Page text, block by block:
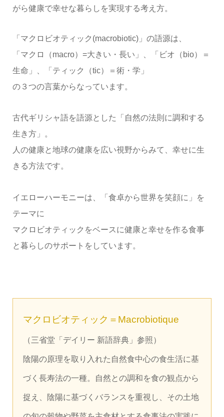
がら健康で幸せな暮らしを実現する考え方。
「マクロビオティック(macrobiotic)」の語源は、
「マクロ（macro）=大きい・長い」、「ビオ（bio）＝
生命」、「ティック（tic）＝術・学」
の３つの言葉からなっています。
古代ギリシャ語を語源とした「自然の法則に調和する
生き方」。
人の健康と地球の健康を広い視野からみて、幸せに生
きる方法です。
イエローハーモニーは、「食卓から世界を笑顔に」を
テーマに
マクロビオティックをベースに健康と幸せを作る食事
と暮らしのサポートをしています。
マクロビオティック＝Macrobiotique
（三省堂「デイリー 新語辞典」参照）
陰陽の原理を取り入れた自然食中心の食生活に基
づく長寿法の一種。自然との調和を食の観点から
捉え、陰陽に基づくバランスを重視し、その土地